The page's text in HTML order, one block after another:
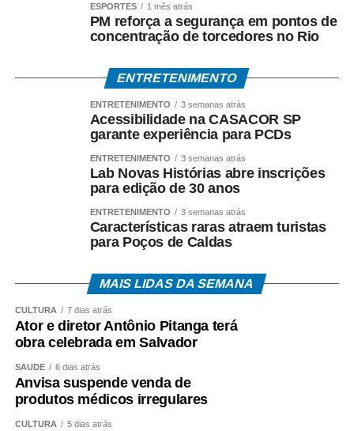
ESPORTES 1 mês atrás
PM reforça a segurança em pontos de
concentração de torcedores no Rio
ENTRETENIMENTO
ENTRETENIMENTO 3 semanas atrás
Acessibilidade na CASACOR SP
garante experiência para PCDs
ENTRETENIMENTO 3 semanas atrás
Lab Novas Histórias abre inscrições
para edição de 30 anos
ENTRETENIMENTO 3 semanas atrás
Características raras atraem turistas
para Poços de Caldas
MAIS LIDAS DA SEMANA
CULTURA 7 dias atrás
Ator e diretor Antônio Pitanga terá
obra celebrada em Salvador
SAÚDE 6 dias atrás
Anvisa suspende venda de
produtos médicos irregulares
CULTURA 5 dias atrás